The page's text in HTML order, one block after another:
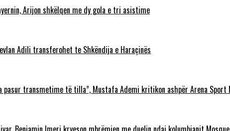
Arijon shkëlqen me dy gola e tri asistime
Adili transferohet te Shkëndija e Haraçinës
pasur transmetime të tilla”, Mustafa Ademi kritikon ashpër Arena Sport